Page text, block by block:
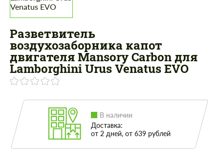
Разветвитель
воздухозаборника капот
двигателя Mansory Carbon для
Lamborghini Urus Venatus EVO
В наличии
Доставка:
от 2 дней, от 639 рублей